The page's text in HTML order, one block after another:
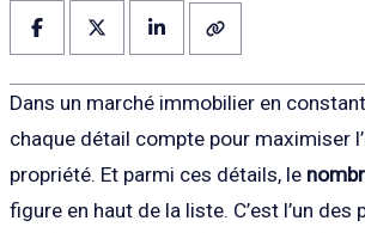
Dans un marché immobilier en
chaque détail compte pour maximiser
propriété. Et parmi ces détails, le
figure en haut de la liste. C’est l’un